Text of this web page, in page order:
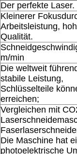
Der perfekte Laser.
Kleinerer
Arbeitsleistung,
Qualität.
m/min
Die weltweit
stabile Leistung,
Schlüsselteile
erreichen;
Vergleichen mit
Die Maschine hat
photoelektrische